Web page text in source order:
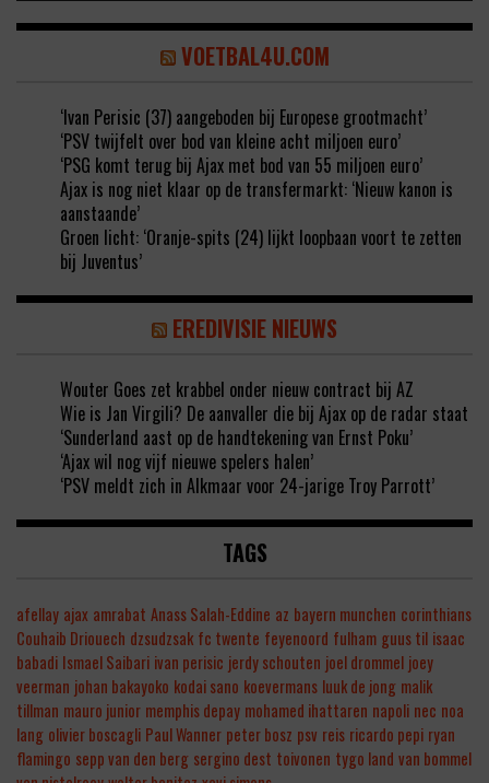
VOETBAL4U.COM
‘Ivan Perisic (37) aangeboden bij Europese grootmacht’
‘PSV twijfelt over bod van kleine acht miljoen euro’
‘PSG komt terug bij Ajax met bod van 55 miljoen euro’
Ajax is nog niet klaar op de transfermarkt: ‘Nieuw kanon is
aanstaande’
Groen licht: ‘Oranje-spits (24) lijkt loopbaan voort te zetten
bij Juventus’
EREDIVISIE NIEUWS
Wouter Goes zet krabbel onder nieuw contract bij AZ
Wie is Jan Virgili? De aanvaller die bij Ajax op de radar staat
‘Sunderland aast op de handtekening van Ernst Poku’
‘Ajax wil nog vijf nieuwe spelers halen’
‘PSV meldt zich in Alkmaar voor 24-jarige Troy Parrott’
TAGS
afellay ajax amrabat Anass Salah-Eddine az bayern munchen corinthians
Couhaib Driouech dzsudzsak fc twente feyenoord fulham guus til isaac
babadi Ismael Saibari ivan perisic jerdy schouten joel drommel joey
veerman johan bakayoko kodai sano koevermans luuk de jong malik
tillman mauro junior memphis depay mohamed ihattaren napoli nec noa
lang olivier boscagli Paul Wanner peter bosz psv reis ricardo pepi ryan
flamingo sepp van den berg sergino dest toivonen tygo land van bommel